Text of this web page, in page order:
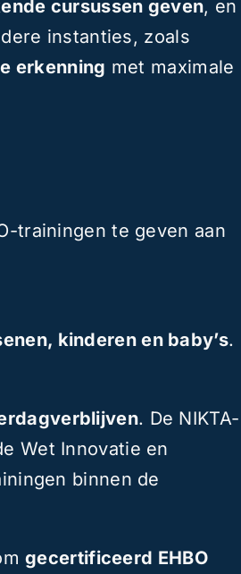
cursussen geven, en
instanties, zoals
erkenning met maximale
trainingen te geven aan
kinderen en baby’s.
. De NIKTA-
Wet Innovatie en
binnen de
gecertificeerd EHBO